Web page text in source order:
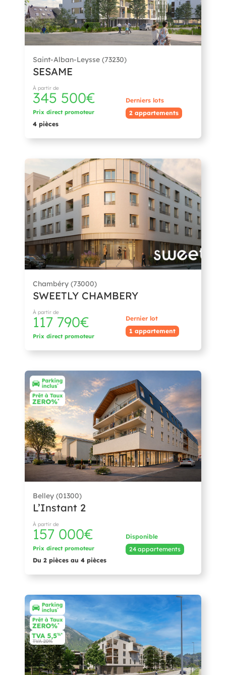
Saint-Alban-Leysse (73230)
SESAME
À partir de
345 500€
Prix direct promoteur
4 pièces
Derniers lots
2 appartements
Chambéry (73000)
SWEETLY CHAMBERY
À partir de
117 790€
Prix direct promoteur
Dernier lot
1 appartement
Belley (01300)
L’Instant 2
À partir de
157 000€
Prix direct promoteur
Du 2 pièces au 4 pièces
Disponible
24 appartements